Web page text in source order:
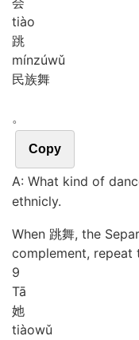
tiào
跳
mínzúwǔ
民族舞
。
Copy
A: What kind of
ethnicly.
When 跳舞, the
complement, repeat
9
Tā
她
tiàowǔ